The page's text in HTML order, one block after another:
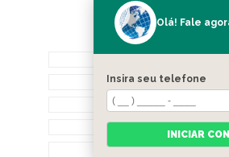
Mapa do Site
SOBRE NÓS
PRODUTOS
BLOG
CONTATO
Olá! Fale
Insira seu telefone
INICIAR